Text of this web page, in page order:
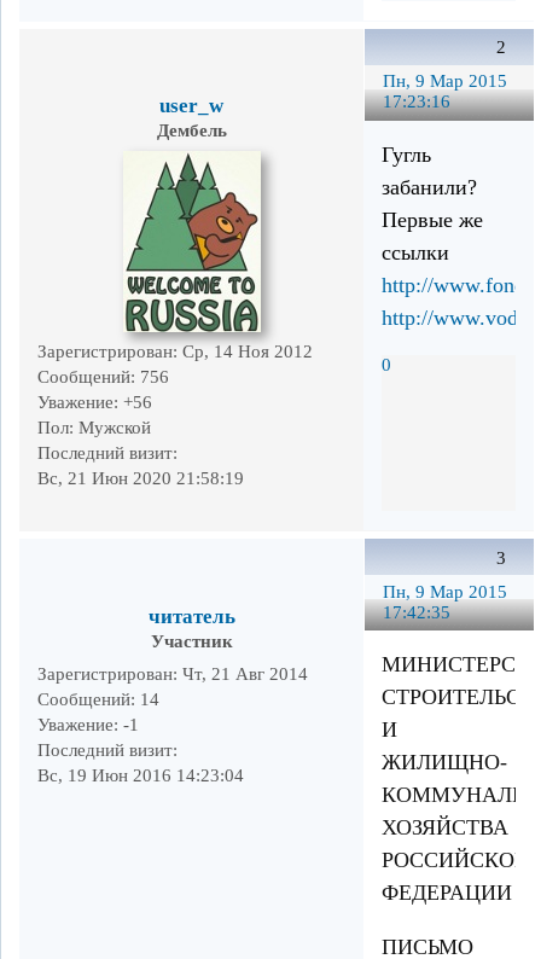
2
Пн, 9 Мар 2015
17:23:16
user_w
Дембель
Зарегистрирован: Ср, 14 Ноя 2012
Сообщений: 756
Уважение: +56
Пол: Мужской
Последний визит:
Вс, 21 Июн 2020 21:58:19
Гугль
забанили?
Первые же
ссылки
http://
http://
0
3
Пн, 9 Мар 2015
17:42:35
читатель
Участник
Зарегистрирован: Чт, 21 Авг 2014
Сообщений: 14
Уважение: -1
Последний визит:
Вс, 19 Июн 2016 14:23:04
И
ЖИЛИЩНО-
ХОЗЯЙСТВА
РОССИЙСКОЙ
ФЕДЕРАЦИИ
ПИСЬМО